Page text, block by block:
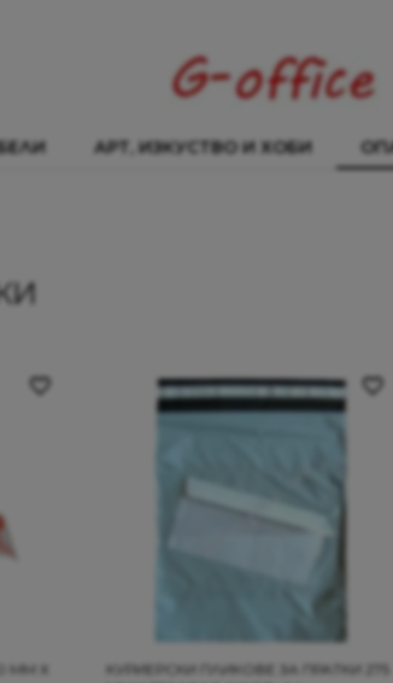
АРТ, ИЗКУСТВО И ХОБИ
ММ Х
КУРИЕРСКИ ПЛИКОВЕ ЗА ПРАТКИ 275